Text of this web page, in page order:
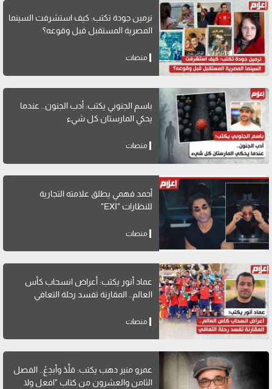
نرمين جودة تكتب: كيف استشرفت السينما
المصرية المستقبل قبل وقوعه؟
منصات
باسم الجنوبي يكتب: أدب الجنون.. عندما
يحكي المارستان كل شيء
منصات
أحمد فهمي يطلق علامته التجارية
للنظارات "EXI"
منصات
عماد أنور يكتب: أعراض انسحاب كأس
العالم.. المقارنة تفسد رحلة التعافي
منصات
عمرو منير دهب يكتب: قلِّدْ وأبدِعْ.. الفصل
الثامن والعشرون من كتاب "افعل ولا